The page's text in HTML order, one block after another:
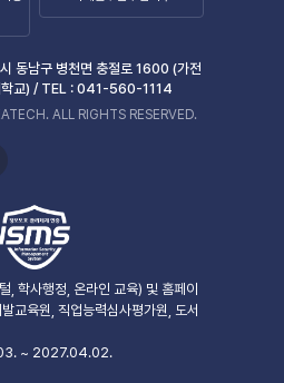
동남구 병천면 충절로 1600 (가전
학교) / TEL : 041-560-1114
ALL RIGHTS RESERVED.
타
그
, 학사행정, 온라인 교육) 및 홈페이
교육원, 직업능력심사평가원, 도서
~ 2027.04.02.